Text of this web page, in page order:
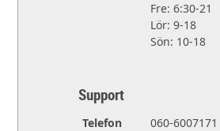
Fre: 6:30-21
Lör: 9-18
Sön: 10-18
Support
Telefon
060-6007171